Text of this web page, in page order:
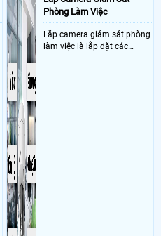
lăp đặt camera 31/5b Mỹ Hoà
Việt Nam (xưởng may nằm
Dịch vụ camera quan sát1 cam
1 thẻ nhớ 256GB 4sGen , wifi
Địa điểm lăp đặt camera
tân, Sử dụng
32gb mi
Đặt Phần Mềm Vantech-V2 Cho
để được hỗ trợ kỹ thuật
Dẫn Cài Đặt Phần Mềm
mail trên camera vantech
Đặt Phần Mềm Vantech-V2 Cho
dat duoc hiccconnek thi mjh cai
Phòng Làm Việc
Lắp camera giám sát phòng
làm việc là lắp đặt các